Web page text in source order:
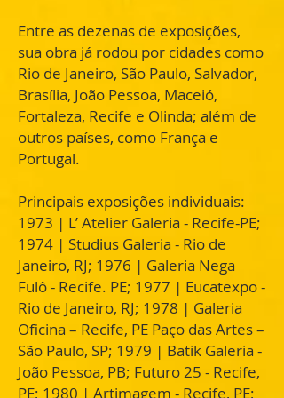
Entre as dezenas de exposições,
sua obra já rodou por cidades como
Rio de Janeiro, São Paulo, Salvador,
Brasília, João Pessoa, Maceió,
Fortaleza, Recife e Olinda; além de
outros países, como França e
Portugal.
Principais exposições individuais:
1973 | L’ Atelier Galeria - Recife-PE;
1974 | Studius Galeria - Rio de
Janeiro, RJ; 1976 | Galeria Nega
Fulô - Recife. PE; 1977 | Eucatexpo -
Rio de Janeiro, RJ; 1978 | Galeria
Oficina – Recife, PE Paço das Artes –
São Paulo, SP; 1979 | Batik Galeria -
João Pessoa, PB; Futuro 25 - Recife,
PE; 1980 | Artimagem - Recife, PE;